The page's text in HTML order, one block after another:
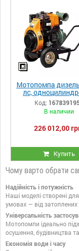
Мотопомпа
лс,
передвижная 4 LD
3 Anadolu
Код:
В наличии
226 012,00
Купить
Чому варто обрати
Надійність і потужність
Наші моделі створені
умовах — від затоплених
Універсальність
Мотопомпи ідеально
осушення, будівництва
Економія води і часу